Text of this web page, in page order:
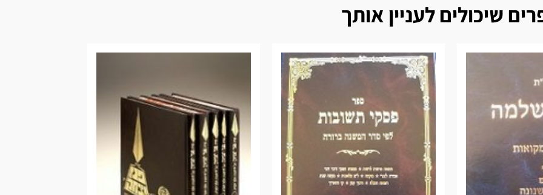
שיכולים לעניין אותך